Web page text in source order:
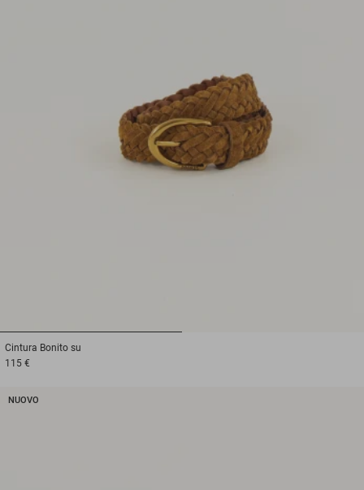
Cintura Bonito su
115 €
NUOVO